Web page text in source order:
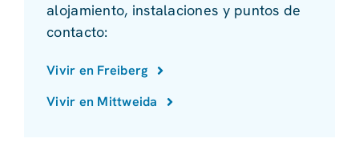
alojamiento, instalaciones y puntos de
contacto:
Vivir en Freiberg
Vivir en Mittweida